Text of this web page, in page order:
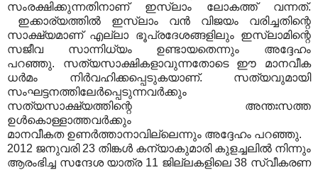
സംരക്ഷിക്കുന്നതിനാണ്‌ ഇസ്‌ലാം ലോകത്ത്‌ വന്നത്‌.
ഇക്കാര്യത്തില്‍ ഇസ്‌ലാം വന്‍ വിജയം വരിച്ചതിന്റെ
സാക്ഷ്യമാണ്‌ എല്ലാ ഭൂപ്രദേശങ്ങളിലും ഇസ്‌ലാമിന്റെ
സജീവ സാന്നിധ്യം ഉണ്ടായതെന്നും അദ്ദേഹം
പറഞ്ഞു. സത്യസാക്ഷികളാവുന്നതോടെ ഈ മാനവീക
ധര്‍മം നിര്‍വഹിക്കപ്പെടുകയാണ്‌. സത്യവുമായി
സംഘട്ടനത്തിലേര്‍പ്പെടുന്നവര്‍ക്കും
സത്യസാക്ഷ്യത്തിന്റെ അന്തഃസത്ത
ഉള്‍കൊള്ളാത്തവര്‍ക്കും
മാനവീകത ഉണര്‍ത്താനാവില്ലെന്നും അദ്ദേഹം പറഞ്ഞു.
2012 ജനുവരി 23 തിങ്കള്‍ കന്യാകുമാരി കുളച്ചലില്‍ നിന്നും
ആരംഭിച്ച സന്ദേശ യാത്ര 11 ജില്ലകളിലെ 38 സ്വീകരണ